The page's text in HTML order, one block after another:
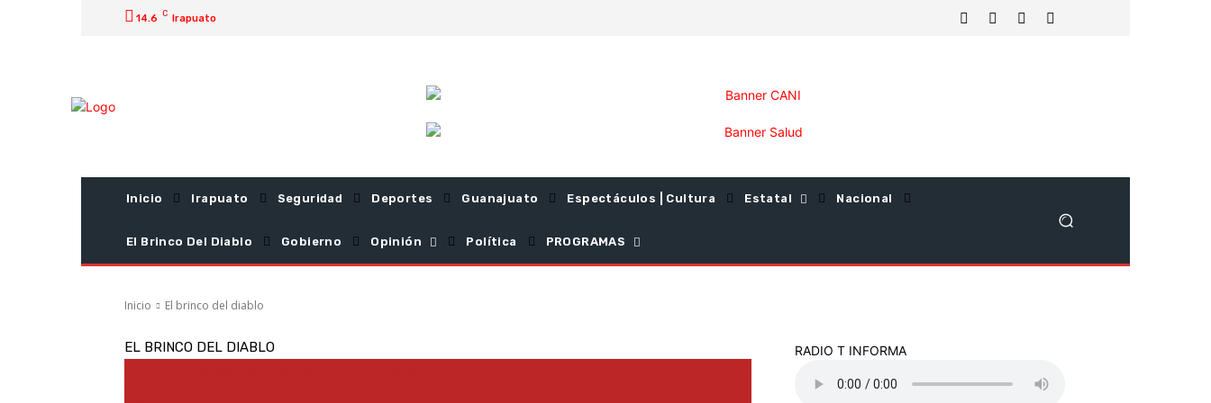
14.6 C Irapuato
Inicio Irapuato Seguridad Deportes Guanajuato Espectáculos | Cultura Estatal Nacional
El Brinco Del Diablo Gobierno Opinión Política PROGRAMAS
Inicio El brinco del diablo
EL BRINCO DEL DIABLO RADIO T INFORMA